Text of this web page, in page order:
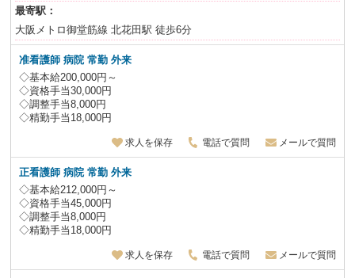
最寄駅：
大阪メトロ御堂筋線 北花田駅 徒歩6分
准看護師 病院 常勤 外来
◇基本給200,000円～
◇資格手当30,000円
◇調整手当8,000円
◇精勤手当18,000円
求人を保存 電話で質問 メールで質問
正看護師 病院 常勤 外来
◇基本給212,000円～
◇資格手当45,000円
◇調整手当8,000円
◇精勤手当18,000円
求人を保存 電話で質問 メールで質問